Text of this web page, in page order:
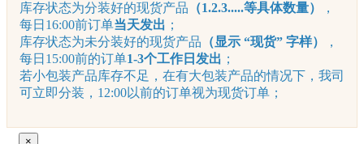
库存状态为分装好的现货产品 （1.2.3.....等具体数量）
，
每日16:00前订单当天发出 ；
库存状态为未分装好的现货产品 （显示 “现货” 字样）
，
每日15:00前的订单1-3个工作日发出 ；
若小包装产品库存不足，在有大包装产品的情况下，我司
可立即分装，12:00以前的订单视为现货订单；
×